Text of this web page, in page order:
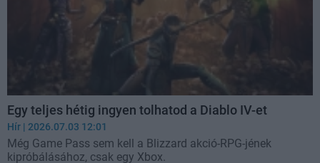
Egy teljes hétig ingyen tolhatod a Diablo IV-et
Hír | 2026.07.03 12:01
Még Game Pass sem kell a Blizzard akció-RPG-jének
kipróbálásához, csak egy Xbox.